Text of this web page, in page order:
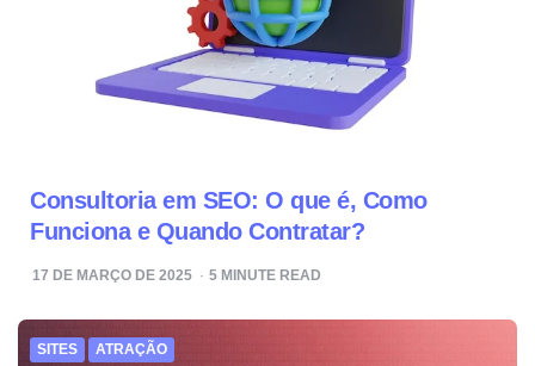
Consultoria em SEO: O que é, Como
Funciona e Quando Contratar?
17 DE MARÇO DE 2025 5 MINUTE READ
SITES ATRAÇÃO